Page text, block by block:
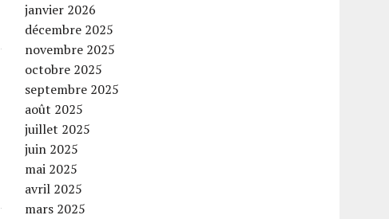
janvier 2026
décembre 2025
novembre 2025
octobre 2025
septembre 2025
août 2025
juillet 2025
juin 2025
mai 2025
avril 2025
mars 2025